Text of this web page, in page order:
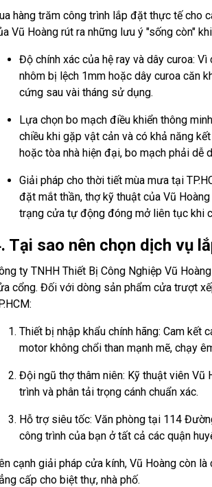
hàng trăm công trình lắp đặt thực tế cho
Vũ Hoàng rút ra những lưu ý "sống còn"
Độ chính xác của hệ ray và dây curoa:
nhôm bị lệch 1mm hoặc dây curoa căn
cứng sau vài tháng sử dụng.
Lựa chọn bo mạch điều khiển thông
chiều khi gặp vật cản và có khả năng
hoặc tòa nhà hiện đại, bo mạch phải dễ
Giải pháp cho thời tiết mùa mưa tại
đặt mắt thần, thợ kỹ thuật của Vũ
trạng cửa tự động đóng mở liên tục khi
Tại sao nên chọn dịch vụ
ty TNHH Thiết Bị Công Nghiệp Vũ
cổng. Đối với dòng sản phẩm cửa trượt
Thiết bị nhập khẩu chính hãng: Cam kết
motor không chổi than mạnh mẽ, chạy
Đội ngũ thợ thâm niên: Kỹ thuật viên Vũ
trình và phân tải trọng cánh chuẩn xác.
Hỗ trợ siêu tốc: Văn phòng tại 114
công trình của bạn ở tất cả các quận
cạnh giải pháp cửa kính, Vũ Hoàng còn
cấp cho biệt thự, nhà phố.